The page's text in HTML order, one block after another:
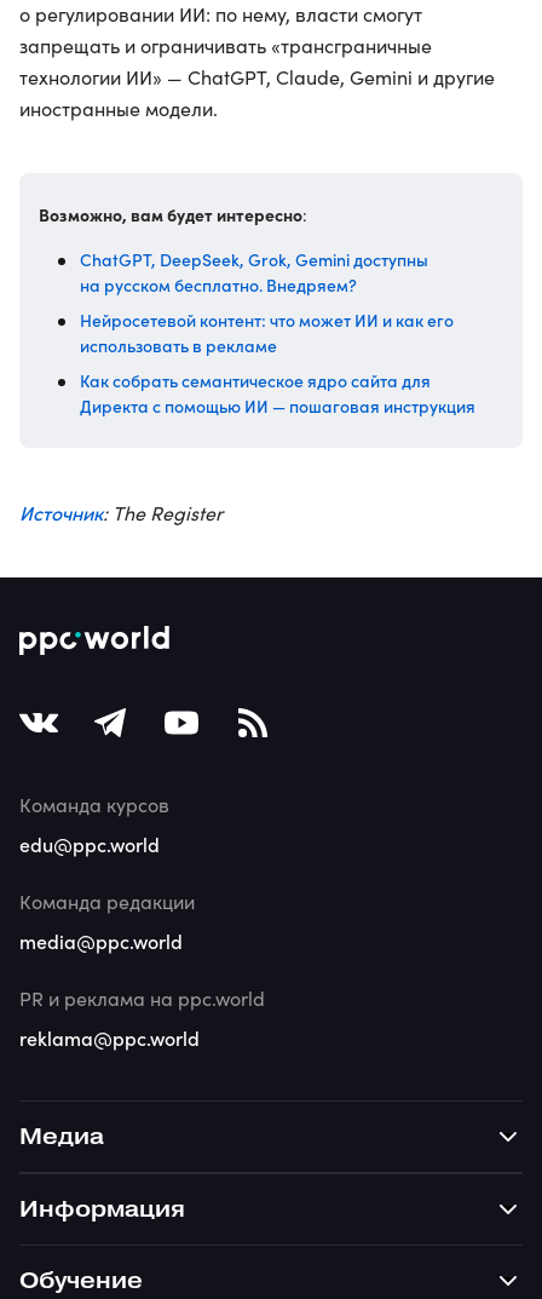
о регулировании ИИ: по нему, власти смогут
запрещать и ограничивать «трансграничные
технологии ИИ» — ChatGPT, Claude, Gemini и другие
иностранные модели.
Возможно, вам будет интересно:
ChatGPT, DeepSeek, Grok, Gemini доступны
на русском бесплатно. Внедряем?
Нейросетевой контент: что может ИИ и как его
использовать в рекламе
Как собрать семантическое ядро сайта для
Директа с помощью ИИ — пошаговая инструкция
Источник: The Register
Медиа
Информация
Обучение
Команда курсов
edu@ppc.world
Команда редакции
media@ppc.world
PR и реклама на ppc.world
reklama@ppc.world